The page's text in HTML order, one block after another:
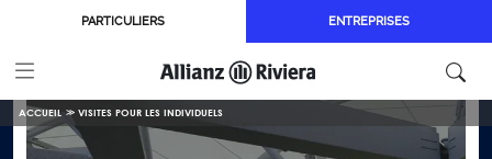
Aller au contenu principal
PARTICULIERS ENTREPRISES
ACCUEIL VISITES POUR LES INDIVIDUELS